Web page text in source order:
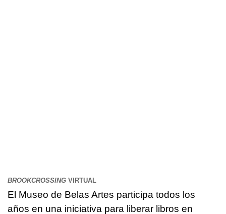
BROOKCROSSING VIRTUAL
El Museo de Belas Artes participa todos los
años en una iniciativa para liberar libros en